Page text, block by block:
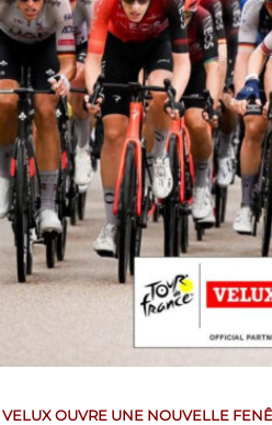
VELUX OUVRE UNE NOUVELLE